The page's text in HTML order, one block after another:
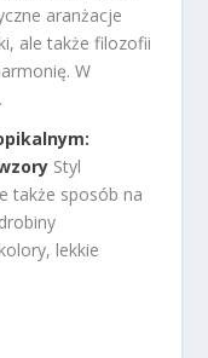
aranżacje
ale także filozofii
W
Styl
także sposób na
lekkie